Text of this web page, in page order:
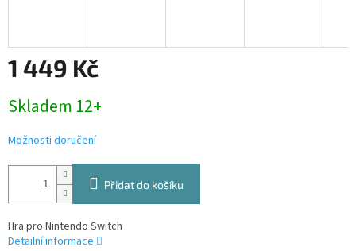
1 449 Kč
cena:
Skladem 12+
Možnosti doručení
Přidat do košíku
Hra pro Nintendo Switch
Detailní informace